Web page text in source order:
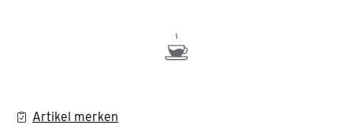
Artikel merken